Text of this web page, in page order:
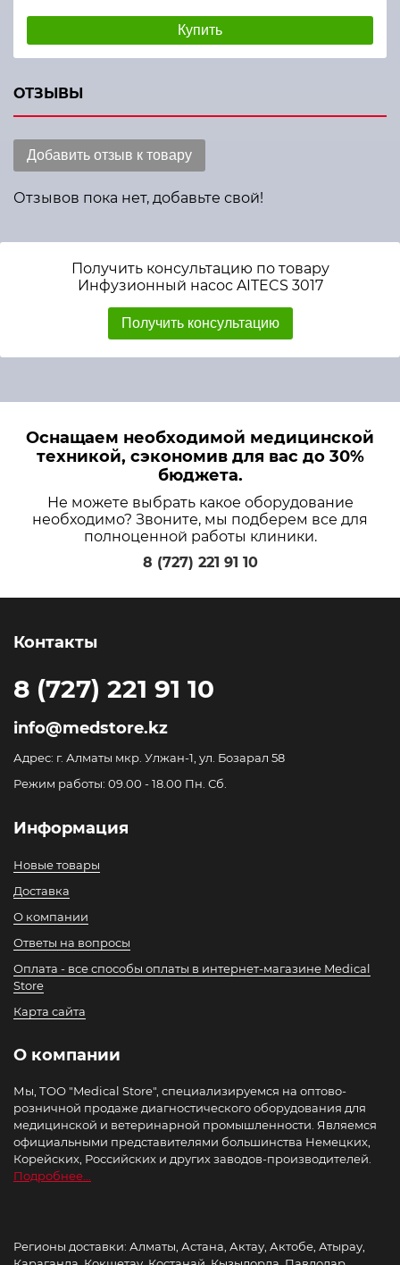
Купить
ОТЗЫВЫ
Добавить отзыв к товару
Отзывов пока нет, добавьте свой!
Получить консультацию по товару
Инфузионный насос AITECS 3017
Получить консультацию
Оснащаем необходимой медицинской
техникой, сэкономив для вас до 30%
бюджета.
Не можете выбрать какое оборудование
необходимо? Звоните, мы подберем все для
полноценной работы клиники.
8 (727) 221 91 10
Контакты
8 (727) 221 91 10
info@medstore.kz
Адрес: г. Алматы мкр. Улжан-1, ул. Бозарал 58
Режим работы: 09.00 - 18.00 Пн. Сб.
Информация
Новые товары
Доставка
О компании
Ответы на вопросы
Оплата - все способы оплаты в интернет-магазине Medical
Store
Карта сайта
О компании
Мы, ТОО "Medical Store", специализируемся на оптово-
розничной продаже диагностического оборудования для
медицинской и ветеринарной промышленности. Являемся
официальными представителями большинства Немецких,
Корейских, Российских и других заводов-производителей.
Подробнее...
Регионы доставки: Алматы, Астана, Актау, Актобе, Атырау,